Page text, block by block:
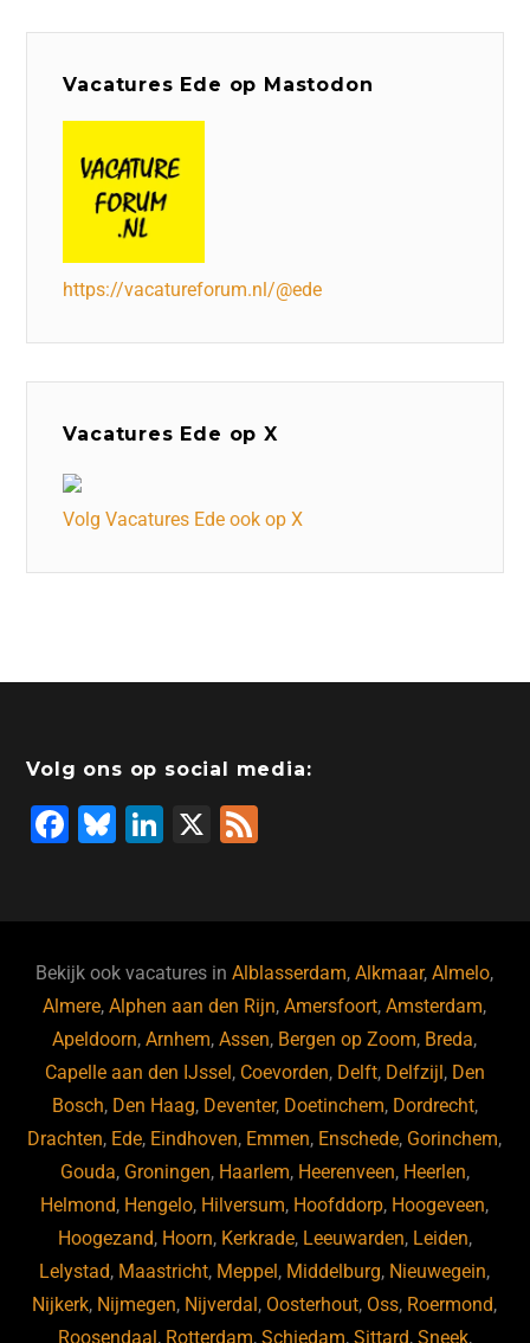
Vacatures Ede op Mastodon
https://vacatureforum.nl/@ede
Vacatures Ede op X
Volg Vacatures Ede ook op X
Volg ons op social media:
F
b
o
o
k
Bl
ky
Li
dI
n
X
Bekijk ook vacatures inAlblasserdam,Alkmaar,Almelo,
Almere,Alphen aan den Rijn,Amersfoort,Amsterdam,
Apeldoorn,Arnhem,Assen, Bergen op Zoom, Breda,
Capelle aan den IJssel, Coevorden, Delft, Delfzijl, Den
Bosch, Den Haag, Deventer, Doetinchem, Dordrecht,
Drachten, Ede, Eindhoven, Emmen, Enschede, Gorinchem,
Gouda, Groningen, Haarlem, Heerenveen, Heerlen,
Helmond, Hengelo, Hilversum, Hoofddorp, Hoogeveen,
Hoogezand, Hoorn, Kerkrade, Leeuwarden, Leiden,
Lelystad, Maastricht, Meppel, Middelburg, Nieuwegein,
Nijkerk, Nijmegen, Nijverdal, Oosterhout, Oss, Roermond,
Roosendaal, Rotterdam, Schiedam, Sittard, Sneek,